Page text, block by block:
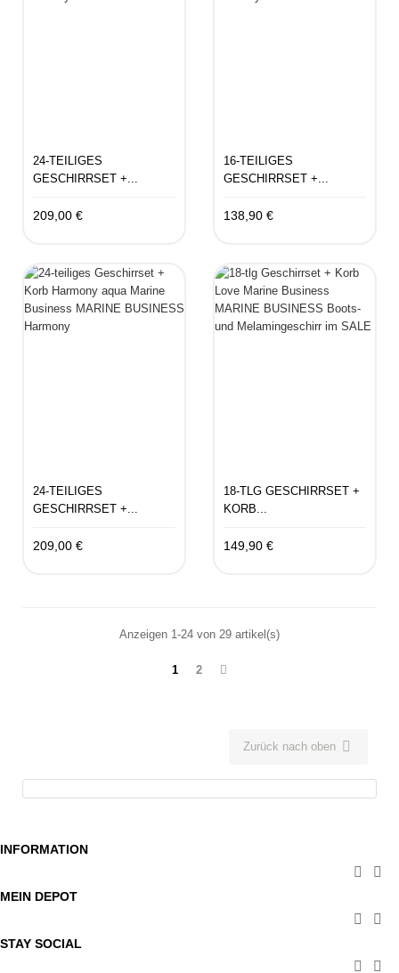
24-TEILIGES
GESCHIRRSET +...
209,00 €
16-TEILIGES
GESCHIRRSET +...
138,90 €
24-TEILIGES
GESCHIRRSET +...
209,00 €
18-TLG GESCHIRRSET +
KORB...
149,90 €
Anzeigen 1-24 von 29 artikel(s)
1 2
Zurück nach oben 
INFORMATION
 
MEIN DEPOT
 
STAY SOCIAL
 